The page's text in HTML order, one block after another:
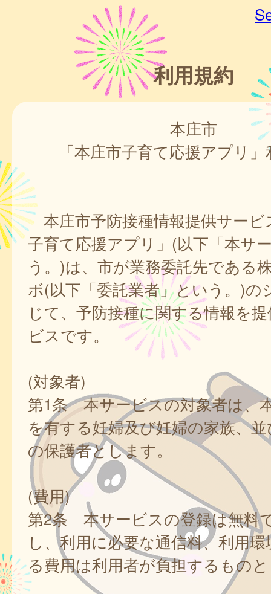
利用規約
本庄市
「本庄市子育て応援アプリ
本庄市予防接種情報提供サービ
子育て応援アプリ」(以下「本サ
う。)は、市が業務委託先である
ボ(以下「委託業者」という。)の
じて、予防接種に関する情報を
ビスです。
(対象者)
第1条 本サービスの対象者は、
を有する妊婦及び妊婦の家族、
の保護者とします。
(費用)
第2条 本サービスの登録は無料
し、利用に必要な通信料、利用
る費用は利用者が負担するもの